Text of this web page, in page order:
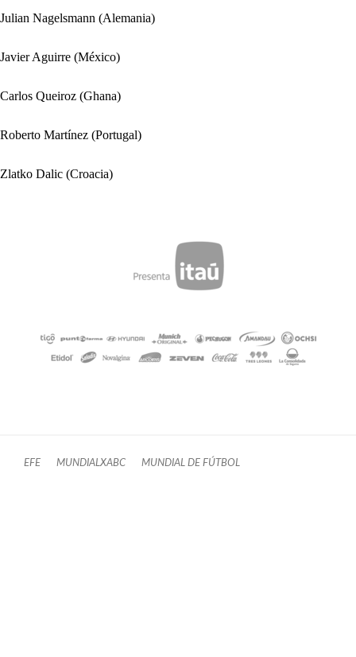
Julian Nagelsmann (Alemania)
Javier Aguirre (México)
Carlos Queiroz (Ghana)
Roberto Martínez (Portugal)
Zlatko Dalic (Croacia)
EFE MUNDIALXABC MUNDIAL DE FÚTBOL